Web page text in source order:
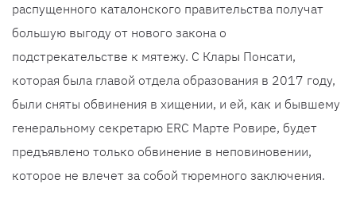
распущенного каталонского правительства получат
большую выгоду от нового закона о
подстрекательстве к мятежу. С Клары Понсати,
которая была главой отдела образования в 2017 году,
были сняты обвинения в хищении, и ей, как и бывшему
генеральному секретарю ERC Марте Ровире, будет
предъявлено только обвинение в неповиновении,
которое не влечет за собой тюремного заключения.